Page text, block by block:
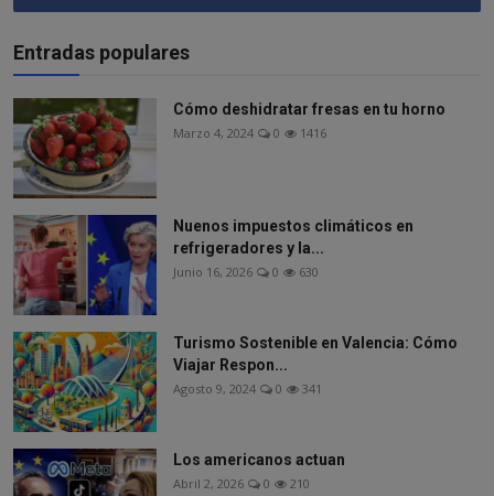
Entradas populares
Cómo deshidratar fresas en tu horno
Marzo 4, 2024 0 1416
Nuenos impuestos climáticos en
refrigeradores y la...
Junio 16, 2026 0 630
Turismo Sostenible en Valencia: Cómo
Viajar Respon...
Agosto 9, 2024 0 341
Los americanos actuan
Abril 2, 2026 0 210